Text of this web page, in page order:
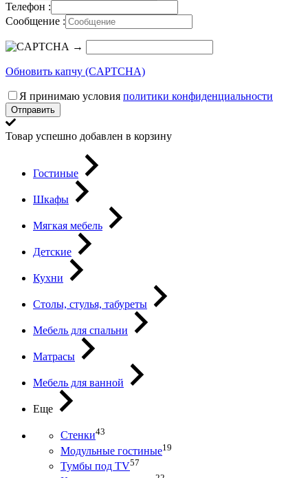
Телефон :
Сообщение :
→
Обновить капчу (CAPTCHA)
Я принимаю условия политики конфиденциальности
Отправить
Товар успешно добавлен в корзину
Гостиные
Шкафы
Мягкая мебель
Детские
Кухни
Столы, стулья, табуреты
Мебель для спальни
Матрасы
Мебель для ванной
Еще
Стенки43
Модульные гостиные19
Тумбы под ТV57